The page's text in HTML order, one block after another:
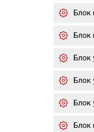
Блок
Блок
Блок
Блок
Блок
Блок